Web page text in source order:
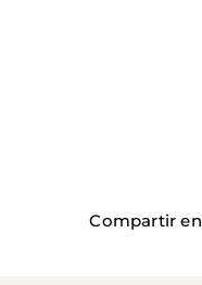
Compartir en